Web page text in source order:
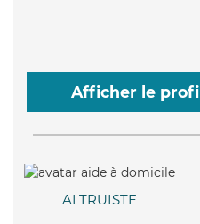
Afficher le profil
ALTRUISTE